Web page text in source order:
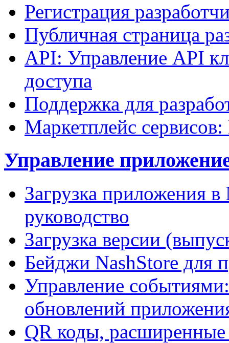
Регистрация
Публичная страница
API: Управление API
доступа
Поддержка для
Маркетплейс сервисов:
Управление
Загрузка приложения
руководство
Загрузка версии
Бейджи NashStore для
Управление
обновлений
QR коды,